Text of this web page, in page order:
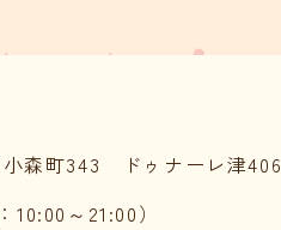
森町343 ドゥナーレ津406
～21:00）